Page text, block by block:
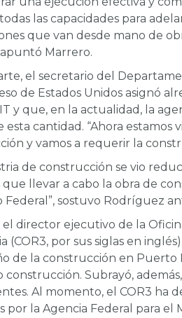
las capacidades para
que van desde mano de
apuntó Marrero.
el secretario del
de Estados Unidos asignó
y que, en la actualidad, la
esta cantidad. “Ahora
y vamos a requerir la
de construcción se vio
llevar a cabo la obra de
Federal”, sostuvo Rodríguez
el director ejecutivo de la
(COR3, por sus siglas en
de la construcción en
construcción. Subrayó,
Al momento, el COR3 ha
por la Agencia Federal para el